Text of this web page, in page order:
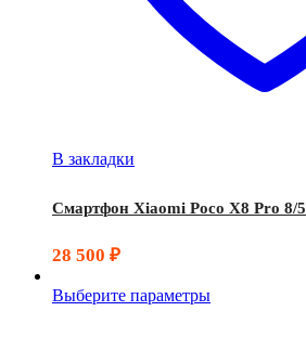
В закладки
Смартфон Xiaomi Poco X8 Pro 8/
28 500 ₽
Выберите параметры